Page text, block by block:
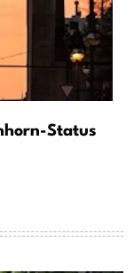
Status